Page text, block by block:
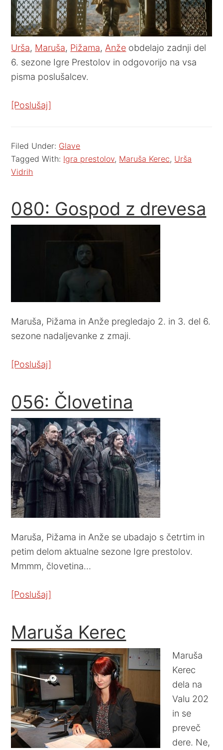
Urša, Maruša, Pižama,Anže obdelajo zadnji del
6. sezone Igre Prestolov in odgovorijo na vsa
pisma poslušalcev.
[Poslušaj]
Filed Under: Glave
Tagged With: Igra prestolov, Maruša Kerec, Urša
Vidrih
080: Gospod z drevesa
Maruša, Pižama in Anže pregledajo 2. in 3. del 6.
sezone nadaljevanke z zmaji.
[Poslušaj]
056: Človetina
Maruša, Pižama in Anže se ubadajo s četrtim in
petim delom aktualne sezone Igre prestolov.
Mmmm, človetina…
[Poslušaj]
Maruša Kerec
Maruša
Kerec
dela na
Valu 202
in se
preveč
dere. Ne,